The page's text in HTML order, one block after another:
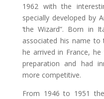
1962 with the
specially developed by
‘the Wizard”. Born in
associated his name to
he arrived in France,
preparation and had
more competitive.
From 1946 to 1951